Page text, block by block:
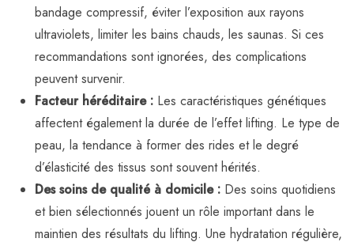
bandage compressif, éviter l’exposition aux rayons
ultraviolets, limiter les bains chauds, les saunas. Si ces
recommandations sont ignorées, des complications
peuvent survenir.
Facteur héréditaire : Les caractéristiques génétiques
affectent également la durée de l’effet lifting. Le type de
peau, la tendance à former des rides et le degré
d’élasticité des tissus sont souvent hérités.
Des soins de qualité à domicile : Des soins quotidiens
et bien sélectionnés jouent un rôle important dans le
maintien des résultats du lifting. Une hydratation régulière,